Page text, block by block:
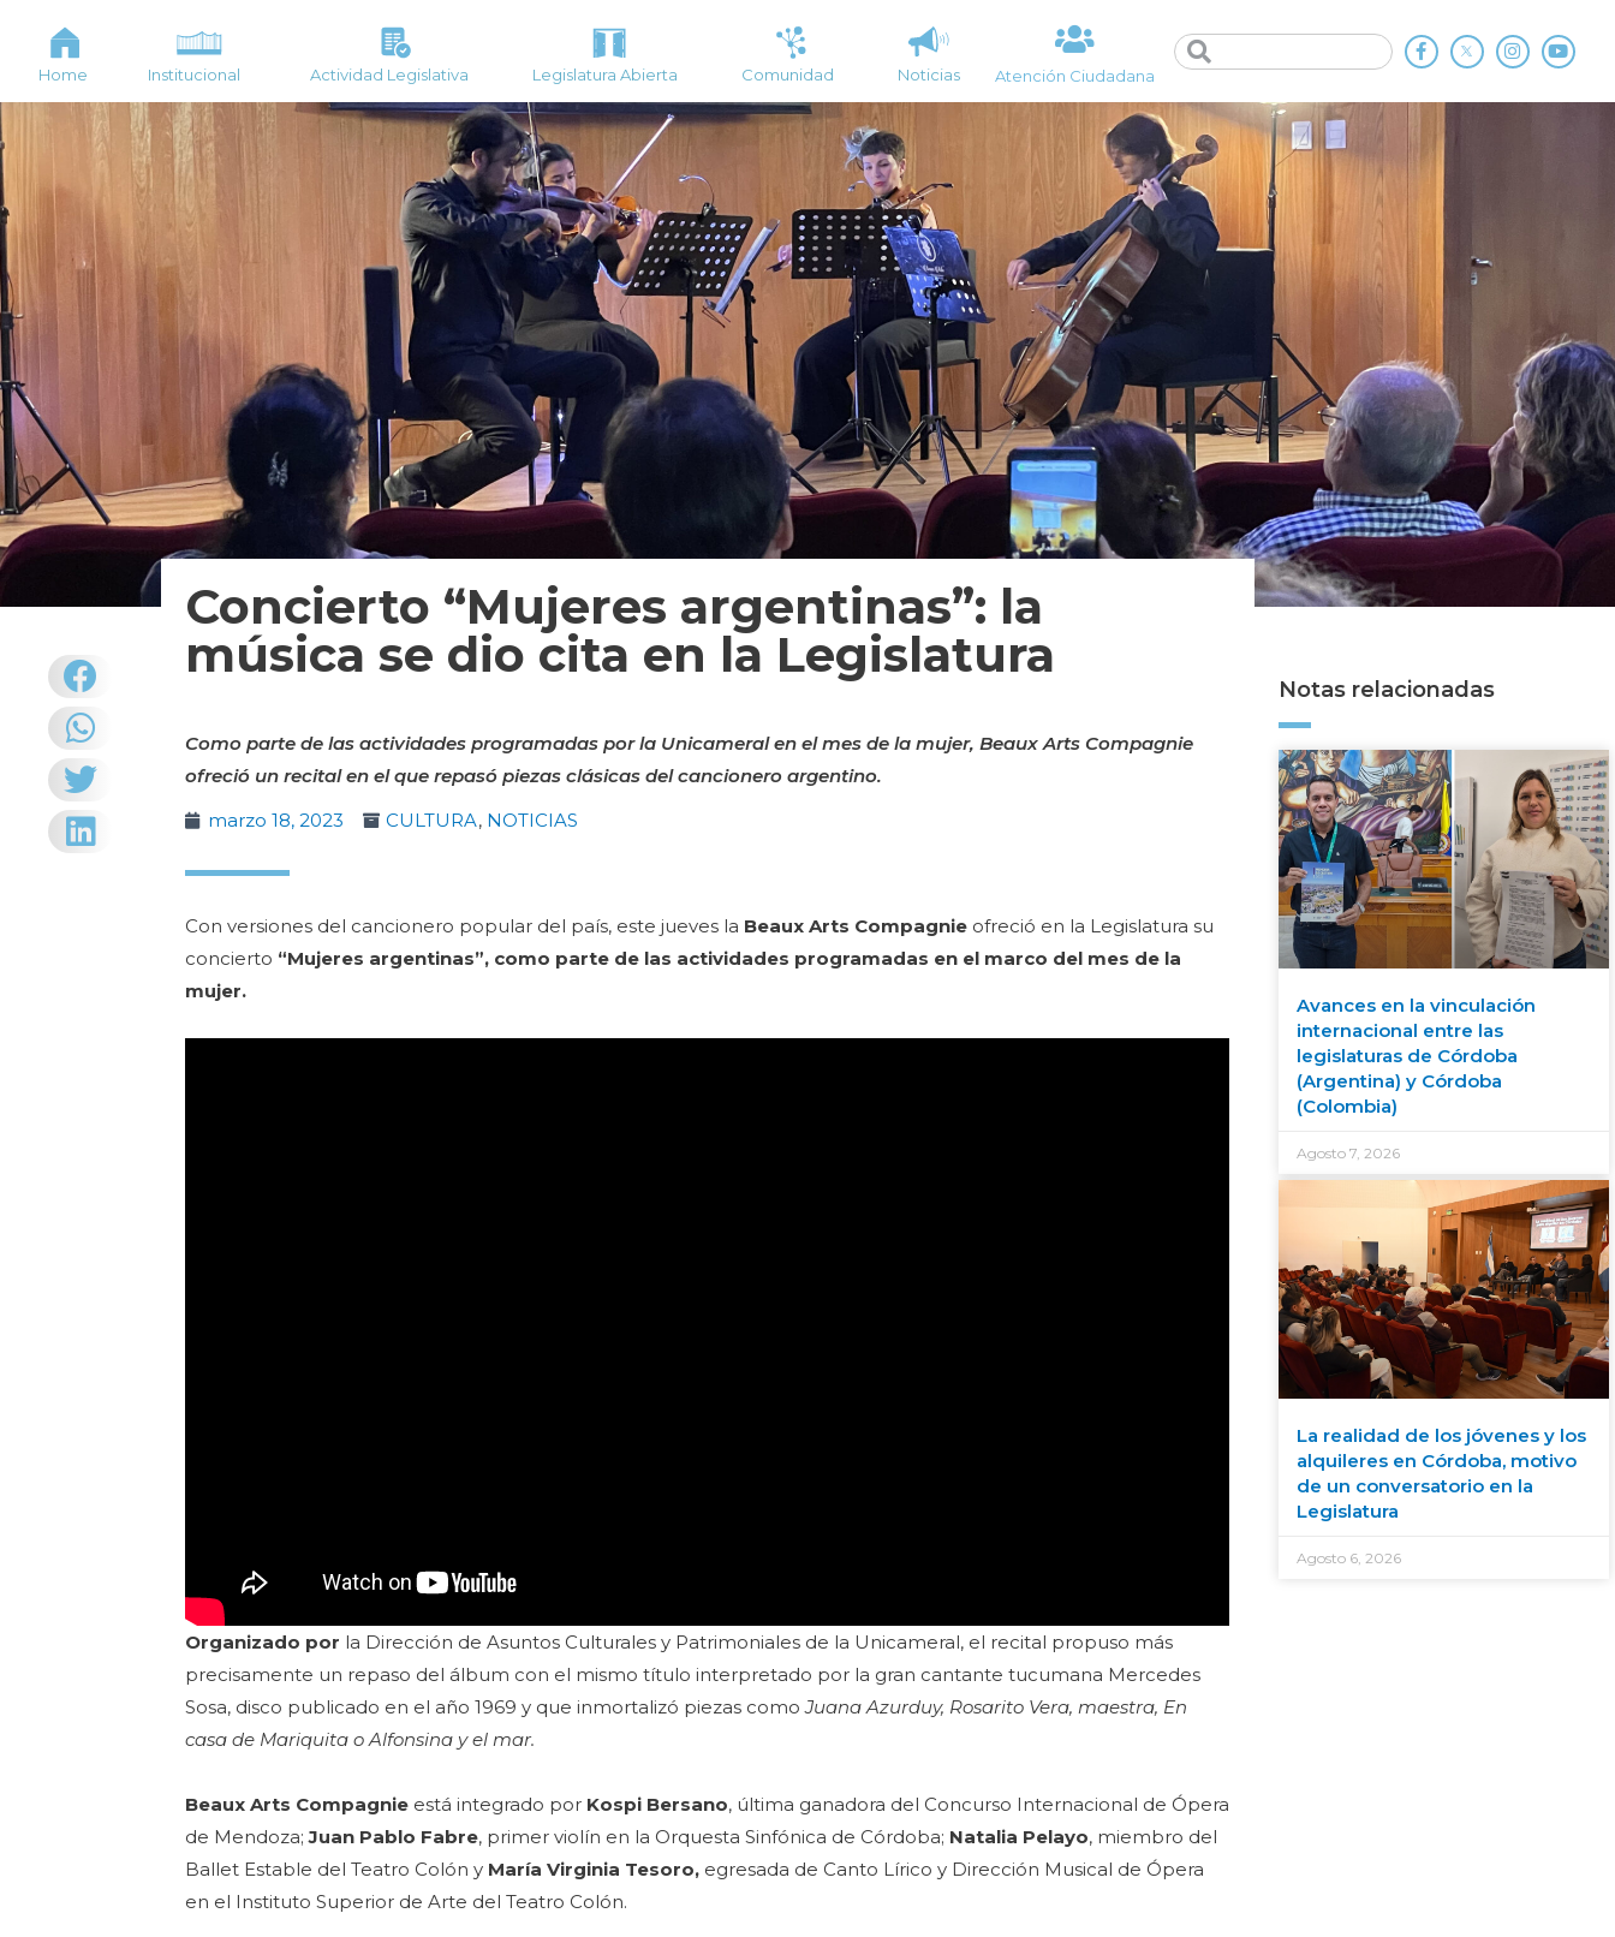
Home Institucional Actividad Legislativa Legislatura Abierta Comunidad Noticias Atención Ciudadana
Concierto “Mujeres argentinas”: la
música se dio cita en la Legislatura
Como parte de las actividades programadas por la Unicameral en el mes de la mujer, Beaux Arts Compagnie
ofreció un recital en el que repasó piezas clásicas del cancionero argentino.
marzo 18, 2023
CULTURA, NOTICIAS
Con versiones del cancionero popular del país, este jueves la Beaux Arts Compagnie ofreció en la Legislatura su
concierto “Mujeres argentinas”, como parte de las actividades programadas en el marco del mes de la
mujer.
Organizado por la Dirección de Asuntos Culturales y Patrimoniales de la Unicameral, el recital propuso más
precisamente un repaso del álbum con el mismo título interpretado por la gran cantante tucumana Mercedes
Sosa, disco publicado en el año 1969 y que inmortalizó piezas comoJuana Azurduy, Rosarito Vera, maestra, En
casa de MariquitaoAlfonsina y el mar.
Beaux Arts Compagnie está integrado por Kospi Bersano, última ganadora del Concurso Internacional de Ópera
de Mendoza;Juan Pablo Fabre, primer violín en la Orquesta Sinfónica de Córdoba; Natalia Pelayo, miembro del
Ballet Estable del Teatro Colón y María Virginia Tesoro, egresada de Canto Lírico y Dirección Musical de Ópera
en el Instituto Superior de Arte del Teatro Colón.
Notas relacionadas
Avances en la vinculación
internacional entre las
legislaturas de Córdoba
(Argentina) y Córdoba
(Colombia)
Agosto 7, 2026
La realidad de los jóvenes y los
alquileres en Córdoba, motivo
de un conversatorio en la
Legislatura
Agosto 6, 2026